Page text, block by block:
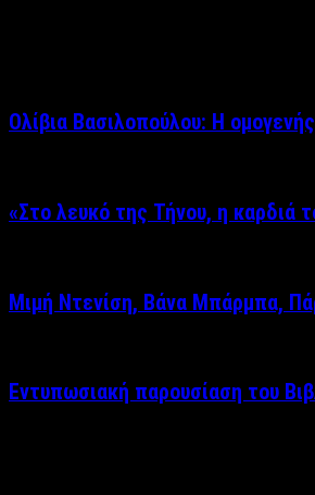
Ολίβια Βασιλοπούλου: Η
«Στο λευκό της Τήνου, η καρδιά
Μιμή Ντενίση, Βάνα Μπάρμπα,
Εντυπωσιακή παρουσίαση του